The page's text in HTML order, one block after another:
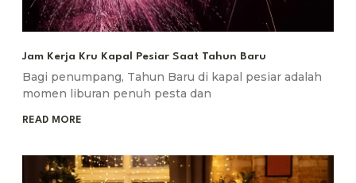
Jam Kerja Kru Kapal Pesiar Saat Tahun Baru
Bagi penumpang, Tahun Baru di kapal pesiar adalah
momen liburan penuh pesta dan
READ MORE